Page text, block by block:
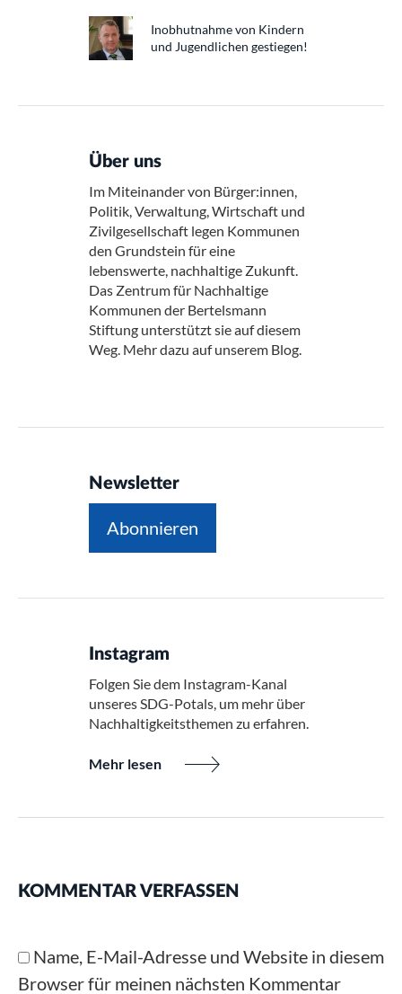
Inobhutnahme von Kindern
und Jugendlichen gestiegen!
Über uns
Im Miteinander von Bürger:innen,
Politik, Verwaltung, Wirtschaft und
Zivilgesellschaft legen Kommunen
den Grundstein für eine
lebenswerte, nachhaltige Zukunft.
Das Zentrum für Nachhaltige
Kommunen der Bertelsmann
Stiftung unterstützt sie auf diesem
Weg. Mehr dazu auf unserem Blog.
Newsletter
Abonnieren
Instagram
Folgen Sie dem Instagram-Kanal
unseres SDG-Potals, um mehr über
Nachhaltigkeitsthemen zu erfahren.
Mehr lesen
KOMMENTAR VERFASSEN
Name, E-Mail-Adresse und Website in diesem
Browser für meinen nächsten Kommentar